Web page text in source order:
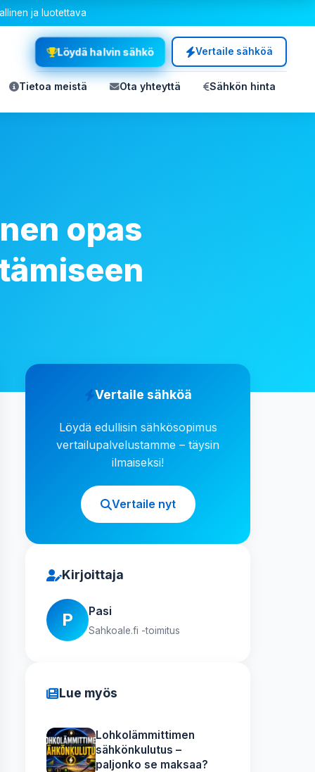
ja luotettava
Löydä halvin sähkö Vertaile sähköä
Tietoa meistä Ota yhteyttä Sähkön hinta
opas
Vertaile sähköä
Löydä edullisin sähkösopimus
vertailupalvelustamme – täysin
ilmaiseksi!
Vertaile nyt
Kirjoittaja
P Pasi
Sahkoale.fi -toimitus
Lue myös
Lohkolämmittimen
sähkönkulutus –
paljonko se maksaa?